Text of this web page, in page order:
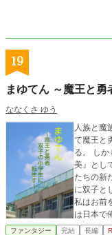
19
まゆてん ～魔王と
ななくさ ゆう
人族と魔
て魔王と
る。 し
美』として…… ――これは、かつて魔
たちの新
に双子とし
私はお前
は日本で
ファンタジー 完結 長編